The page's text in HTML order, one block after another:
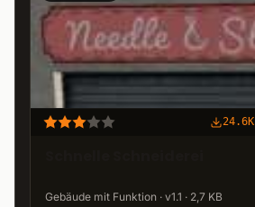
24.6K
Gebäude mit Funktion · v1.1 · 2,7 KB